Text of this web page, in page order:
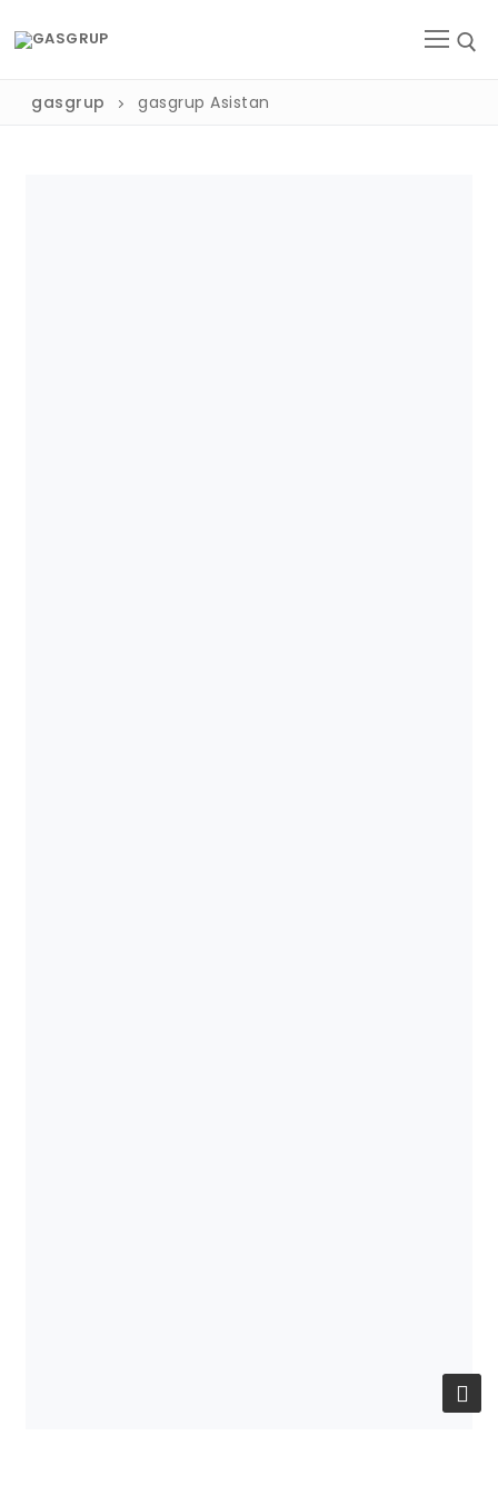
gasgrup gasgrup Asistan